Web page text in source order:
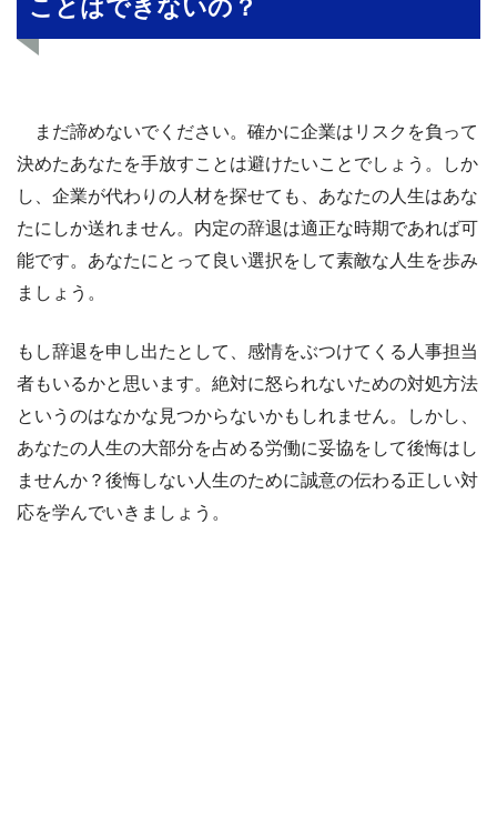
ことはできないの？
まだ諦めないでください。確かに企業はリスクを負って
決めたあなたを手放すことは避けたいことでしょう。しか
し、企業が代わりの人材を探せても、あなたの人生はあな
たにしか送れません。内定の辞退は適正な時期であれば可
能です。あなたにとって良い選択をして素敵な人生を歩み
ましょう。
もし辞退を申し出たとして、感情をぶつけてくる人事担当
者もいるかと思います。絶対に怒られないための対処方法
というのはなかな見つからないかもしれません。しかし、
あなたの人生の大部分を占める労働に妥協をして後悔はし
ませんか？後悔しない人生のために誠意の伝わる正しい対
応を学んでいきましょう。